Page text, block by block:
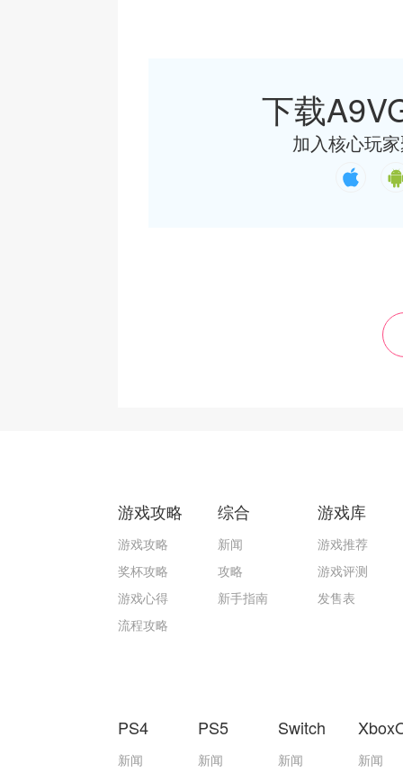
下载
加入核心玩
游戏攻略
游戏攻略
奖杯攻略
游戏心得
流程攻略
综合
新闻
攻略
新手指南
游戏库
游戏推荐
游戏评测
发售表
PS4
新闻
PS5
新闻
Switch
新闻 新闻